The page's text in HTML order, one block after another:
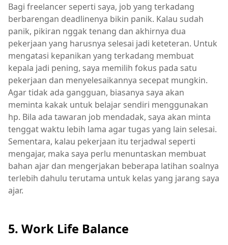
Bagi freelancer seperti saya, job yang terkadang
berbarengan deadlinenya bikin panik. Kalau sudah
panik, pikiran nggak tenang dan akhirnya dua
pekerjaan yang harusnya selesai jadi keteteran. Untuk
mengatasi kepanikan yang terkadang membuat
kepala jadi pening, saya memilih fokus pada satu
pekerjaan dan menyelesaikannya secepat mungkin.
Agar tidak ada gangguan, biasanya saya akan
meminta kakak untuk belajar sendiri menggunakan
hp. Bila ada tawaran job mendadak, saya akan minta
tenggat waktu lebih lama agar tugas yang lain selesai.
Sementara, kalau pekerjaan itu terjadwal seperti
mengajar, maka saya perlu menuntaskan membuat
bahan ajar dan mengerjakan beberapa latihan soalnya
terlebih dahulu terutama untuk kelas yang jarang saya
ajar.
5. Work Life Balance